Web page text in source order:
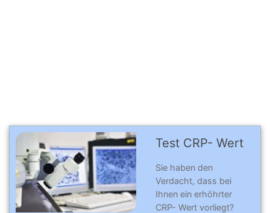
Test CRP- Wert
Sie haben den
Verdacht, dass bei
Ihnen ein erhöhrter
CRP- Wert vorliegt?